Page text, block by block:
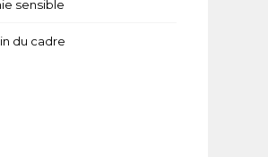
sensible
du cadre